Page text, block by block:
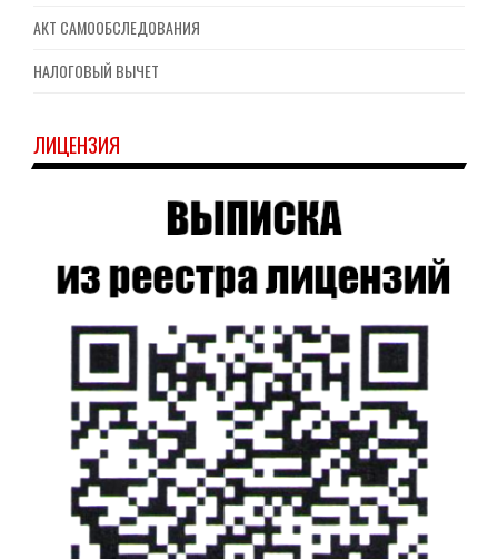
АКТ САМООБСЛЕДОВАНИЯ
НАЛОГОВЫЙ ВЫЧЕТ
ЛИЦЕНЗИЯ